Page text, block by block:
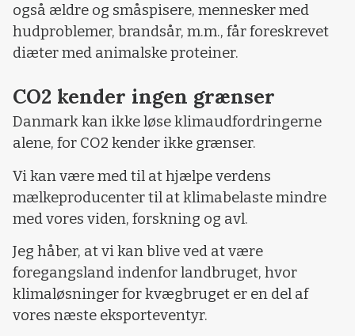
også ældre og småspisere, mennesker med
hudproblemer, brandsår, m.m., får foreskrevet
diæter med animalske proteiner.
CO2 kender ingen grænser
Danmark kan ikke løse klimaudfordringerne
alene, for CO2 kender ikke grænser.
Vi kan være med til at hjælpe verdens
mælkeproducenter til at klimabelaste mindre
med vores viden, forskning og avl.
Jeg håber, at vi kan blive ved at være
foregangsland indenfor landbruget, hvor
klimaløsninger for kvægbruget er en del af
vores næste eksporteventyr.